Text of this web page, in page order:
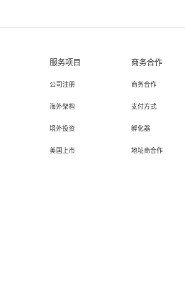
服务项目
公司注册
海外架构
境外投资
美国上市
商务合作
商务合作
支付方式
孵化器
地址商合作